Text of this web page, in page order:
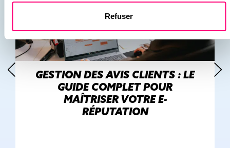
Refuser
GESTION DES AVIS CLIENTS : LE
GUIDE COMPLET POUR
MAÎTRISER VOTRE E-
RÉPUTATION